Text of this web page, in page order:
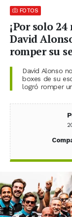
FOTOS
¡Por solo
David
romper su
David Alonso
boxes de su
logró romper